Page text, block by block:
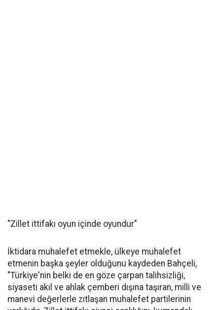
"Zillet ittifakı oyun içinde oyundur"
İktidara muhalefet etmekle, ülkeye muhalefet
etmenin başka şeyler olduğunu kaydeden Bahçeli,
"Türkiye'nin belki de en göze çarpan talihsizliği,
siyaseti akıl ve ahlak çemberi dışına taşıran, milli ve
manevi değerlerle zıtlaşan muhalefet partilerinin